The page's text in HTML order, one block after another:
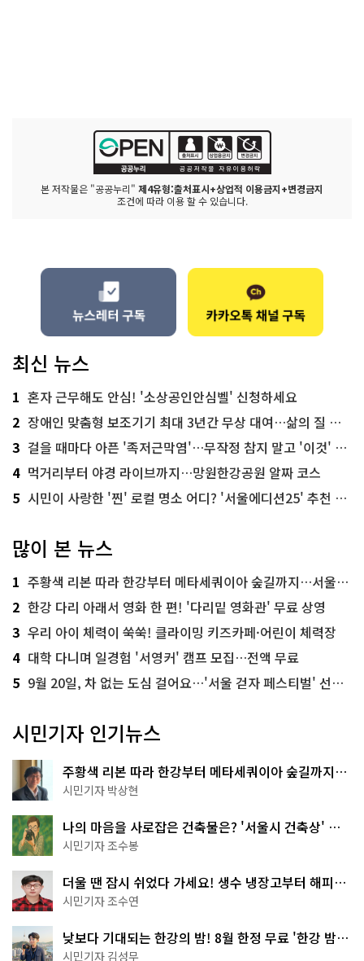
본 저작물은 "공공누리" 제4유형:출처표시+상업적 이용금지+변경금지
조건에 따라 이용 할 수 있습니다.
최신 뉴스
1 혼자 근무해도 안심! '소상공인안심벨' 신청하세요
2 장애인 맞춤형 보조기기 최대 3년간 무상 대여…삶의 질 높인다
3 걸을 때마다 아픈 '족저근막염'…무작정 참지 말고 '이것' 해보세요!
4 먹거리부터 야경 라이브까지…망원한강공원 알짜 코스
5 시민이 사랑한 '찐' 로컬 명소 어디? '서울에디션25' 추천 코스
많이 본 뉴스
1 주황색 리본 따라 한강부터 메타세쿼이아 숲길까지…서울둘레길 15코스
2 한강 다리 아래서 영화 한 편! '다리밑 영화관' 무료 상영
3 우리 아이 체력이 쑥쑥! 클라이밍 키즈카페·어린이 체력장
4 대학 다니며 일경험 '서영커' 캠프 모집…전액 무료
5 9월 20일, 차 없는 도심 걸어요…'서울 걷자 페스티벌' 선착순 5천명
시민기자 인기뉴스
주황색 리본 따라 한강부터 메타세쿼이아 숲길까지…
서울둘레길 15코스
시민기자 박상현
나의 마음을 사로잡은 건축물은? '서울시 건축상' 수
상작 공개!
시민기자 조수봉
더울 땐 잠시 쉬었다 가세요! 생수 냉장고부터 해피소
·무더위쉼터까지
시민기자 조수연
낮보다 기대되는 한강의 밤! 8월 한정 무료 '한강 밤
핑' 예약은?
시민기자 김성무